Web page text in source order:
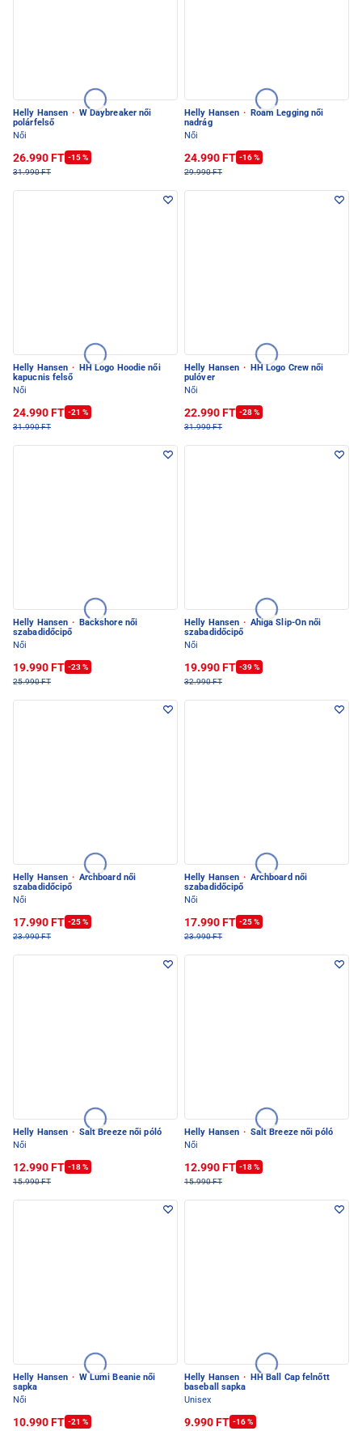
Helly Hansen · W Daybreaker női
polárfelső
Női
26.990 FT -15 %
31.990 FT
Helly Hansen ·
Roam Legging női
nadrág
Női
24.990 FT -16 %
29.990 FT
Helly Hansen ·
HH Logo Hoodie női
kapucnis felső
Női
24.990 FT -21 %
31.990 FT
Helly Hansen ·
HH Logo Crew női
pulóver
Női
22.990 FT -28 %
31.990 FT
Helly Hansen ·
Backshore női
szabadidőcipő
Női
19.990 FT -23 %
25.990 FT
Helly Hansen · Ahiga Slip-On női
szabadidőcipő
Női
19.990 FT -39 %
32.990 FT
Helly Hansen · Archboard női
szabadidőcipő
Női
17.990 FT -25 %
23.990 FT
Helly Hansen · Archboard női
szabadidőcipő
Női
17.990 FT -25 %
23.990 FT
Helly Hansen · Salt Breeze női póló
Női
12.990 FT -18 %
15.990 FT
Helly Hansen · Salt Breeze női póló
Női
12.990 FT -18 %
15.990 FT
Helly Hansen · W Lumi Beanie női
sapka
Női
10.990 FT -21 %
Helly Hansen ·
HH Ball Cap felnőtt
baseball sapka
Unisex
9.990 FT -16 %